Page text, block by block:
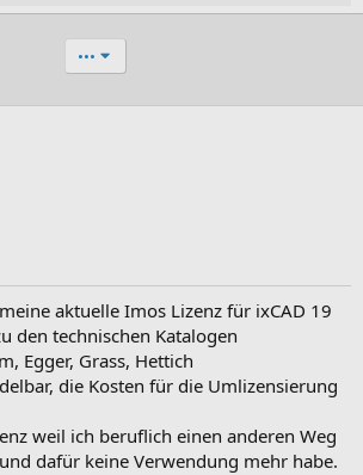
•••
aktuelle Imos Lizenz für ixCAD 19
den technischen Katalogen
Egger, Grass, Hettich
die Kosten für die Umlizensierung
weil ich beruflich einen anderen Weg
dafür keine Verwendung mehr habe.